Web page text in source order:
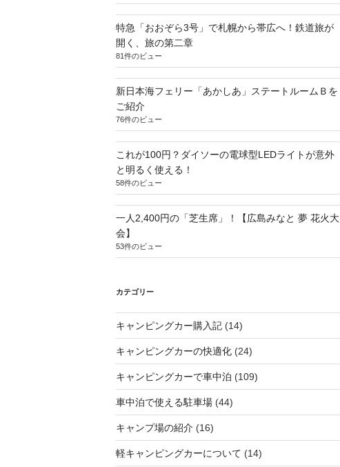
特急「おおぞら3号」で札幌から帯広へ！鉄道旅が
開く、旅の第二章
81件のビュー
新日本海フェリー「あかしあ」ステートルームＢを
ご紹介
76件のビュー
これが100円？ダイソーの電球型LEDライトが意外
と明るく使える！
58件のビュー
一人2,400円の「芝生席」！【広島みなと 夢 花火大
会】
53件のビュー
カテゴリー
キャンピングカー購入記(14)
キャンピングカーの快適化(24)
キャンピングカーで車中泊 (109)
車中泊で使える駐車場(44)
キャンプ場の紹介 (16)
軽キャンピングカーについて (14)